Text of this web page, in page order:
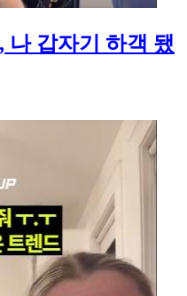
나 갑자기 하객 됐